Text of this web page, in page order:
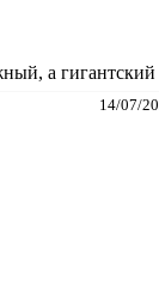
а гигантский
14/07/